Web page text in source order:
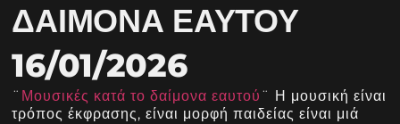
ΔΑΊΜΟΝΑ ΕΑΥΤΟΎ
16/01/2026
¨ Μουσικές κατά το δαίμονα εαυτού ¨ Η μουσική είναι
τρόπος έκφρασης, είναι μορφή παιδείας είναι μιά